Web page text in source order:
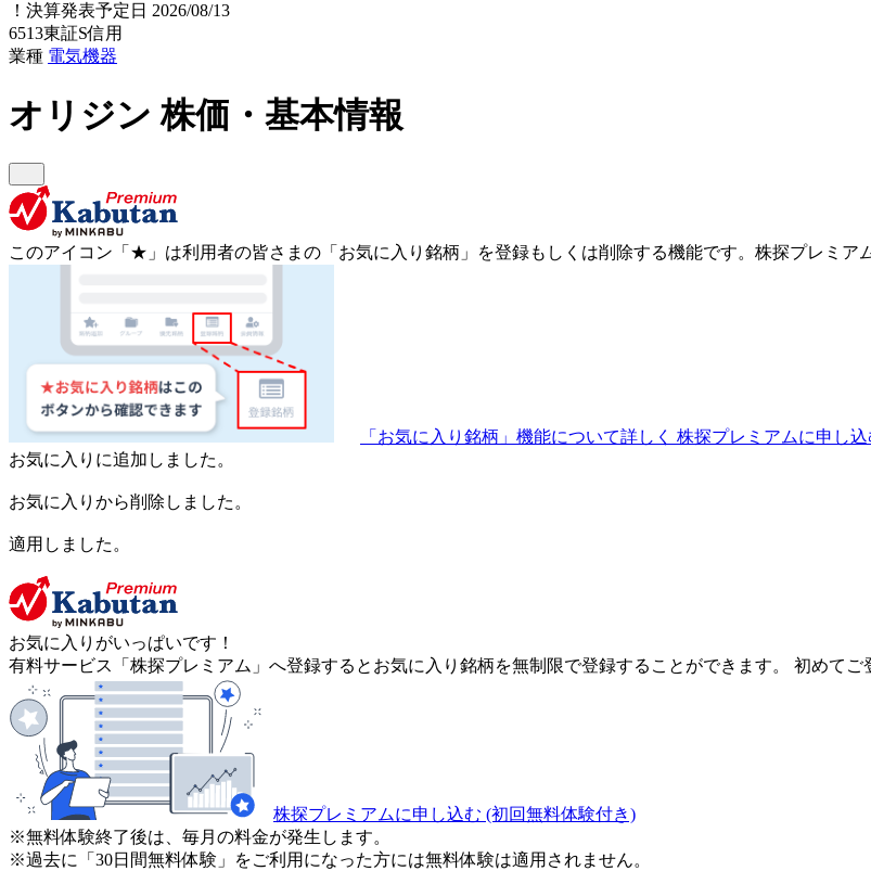
！ 決算発表予定日 2026/08/13
6513東証S信用
業種 電気機器
オリジン株価・基本情報
このアイコン 「★」 は利用者の皆さまの 「お気に入り銘柄」を登録もしくは削除する機能です。 株探プレミア
「お気に入り銘柄」機能について詳しく 株探プレミアムに申し込
お気に入りに追加しました。
お気に入りから削除しました。
適用しました。
お気に入りがいっぱいです！
有料サービス「株探プレミアム」へ登録するとお気に入り銘柄を無制限で登録することができます。 初めてご
株探プレミアムに申し込む (初回無料体験付き)
※無料体験終了後は、毎月の料金が発生します。
※過去に「30日間無料体験」をご利用になった方には無料体験は適用されません。